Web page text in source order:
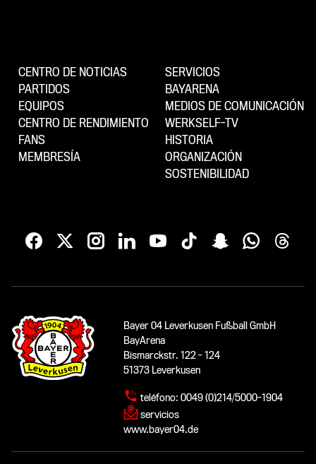
CENTRO DE NOTICIAS
PARTIDOS
EQUIPOS
CENTRO DE RENDIMIENTO
FANS
MEMBRESÍA
SERVICIOS
BAYARENA
MEDIOS DE COMUNICACIÓN
WERKSELF-TV
HISTORIA
ORGANIZACIÓN
SOSTENIBILIDAD
Bayer 04 Leverkusen Fußball GmbH
BayArena
Bismarckstr. 122 - 124
51373 Leverkusen
teléfono: 0049 (0)214/5000-1904
servicios
www.bayer04.de